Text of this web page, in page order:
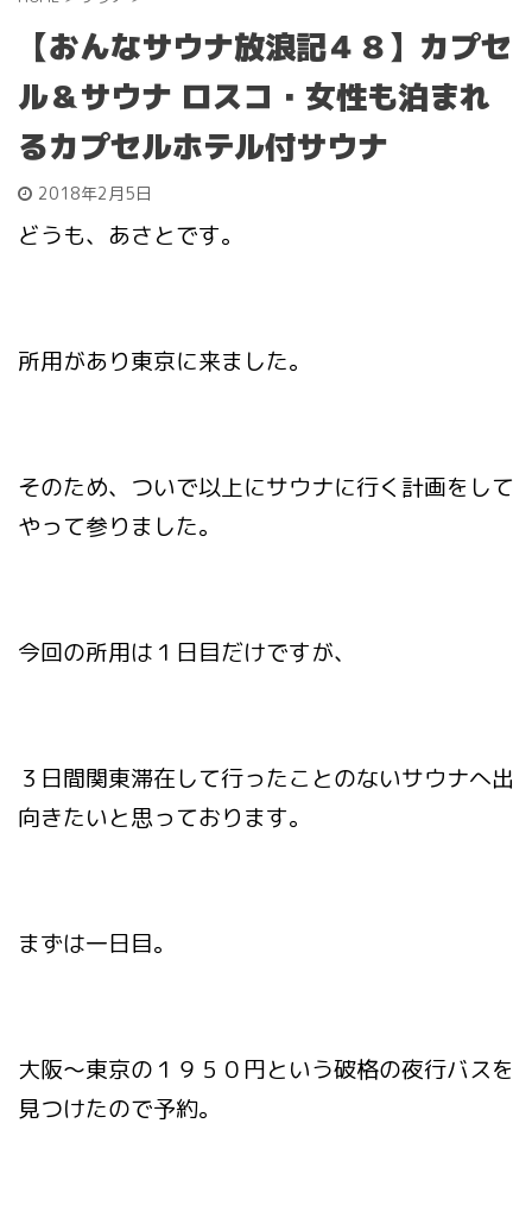
【おんなサウナ放浪記４８】カプセ
ル＆サウナ ロスコ・女性も泊まれ
るカプセルホテル付サウナ
2018年2月5日
どうも、あさとです。
所用があり東京に来ました。
そのため、ついで以上にサウナに行く計画をして
やって参りました。
今回の所用は１日目だけですが、
３日間関東滞在して行ったことのないサウナへ出
向きたいと思っております。
まずは一日目。
大阪～東京の１９５０円という破格の夜行バスを
見つけたので予約。